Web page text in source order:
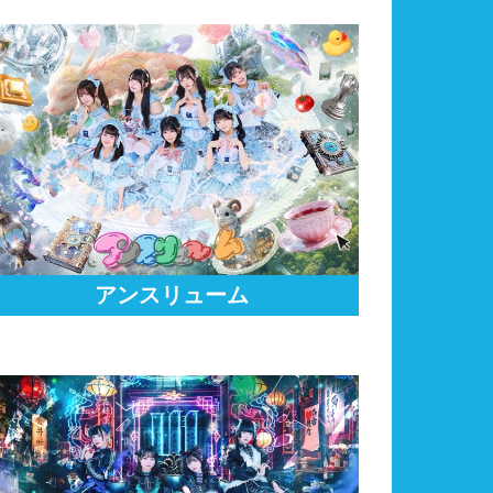
アンスリューム